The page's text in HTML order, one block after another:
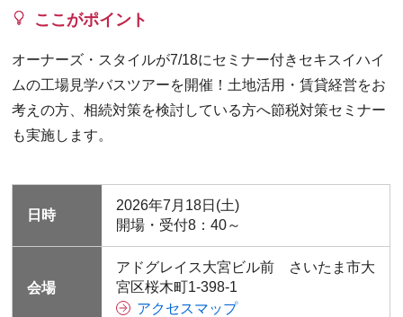
ここがポイント
オーナーズ・スタイルが7/18にセミナー付きセキスイハイ
ムの工場見学バスツアーを開催！土地活用・賃貸経営をお
考えの方、相続対策を検討している方へ節税対策セミナー
も実施します。
日時
2026年7月18日(土)
開場・受付8：40～
会場
アドグレイス大宮ビル前 さいたま市大
宮区桜木町1-398-1
アクセスマップ